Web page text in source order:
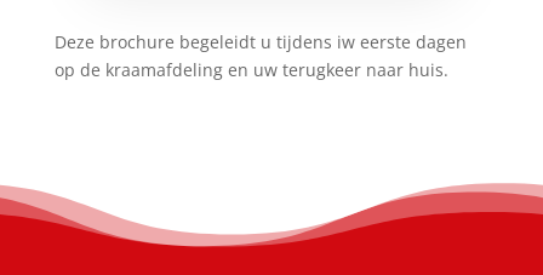
Deze brochure begeleidt u tijdens iw eerste dagen
op de kraamafdeling en uw terugkeer naar huis.